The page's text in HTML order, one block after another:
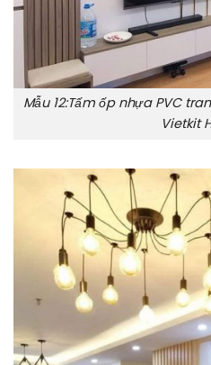
Mẫu 12:Tấm ốp nhựa PVC
Vietkit